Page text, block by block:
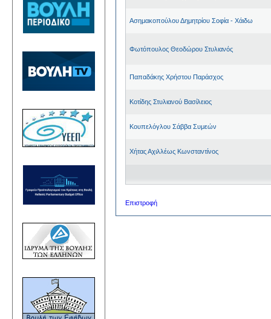
Ασημακοπούλου Δημητρίου Σοφία - Χάιδω
Φωτόπουλος Θεοδώρου Στυλιανός
Παπαδάκης Χρήστου Παράσχος
Κοτίδης Στυλιανού Βασίλειος
Κουπελόγλου Σάββα Συμεών
Χήτας Αχιλλέως Κωνσταντίνος
Επιστροφή